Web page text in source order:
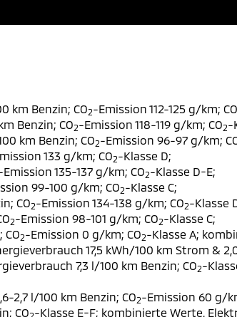
km Benzin; CO2-Emission 112-125 g/km; CO
Benzin; CO2-Emission 118-119 g/km; CO2-
km Benzin; CO2-Emission 96-97 g/km;
133 g/km; CO2-Klasse D;
Emission 135-137 g/km; CO2-Klasse D-E;
99-100 g/km; CO2-Klasse C;
CO2-Emission 134-138 g/km; CO2-Klasse
2-Emission 98-101 g/km; CO2-Klasse C;
CO2-Emission 0 g/km; CO2-Klasse A;
17,5 kWh/100 km Strom &
7,3 l/100 km Benzin; CO2-
2,7 l/100 km Benzin; CO2-Emission 60 g/
CO -Klasse E-F; kombinierte Werte.